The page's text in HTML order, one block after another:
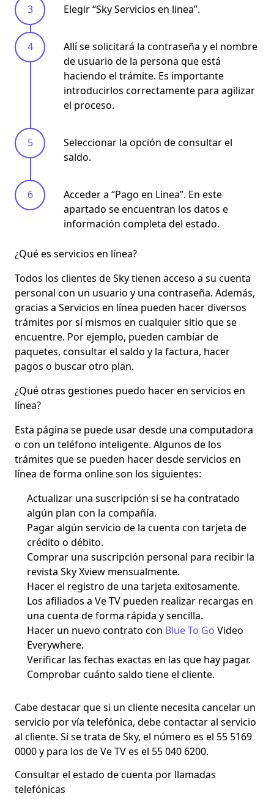
Elegir “Sky Servicios en linea”.
Allí se solicitará la contraseña y el nombre
de usuario de la persona que está
haciendo el trámite. Es importante
introducirlos correctamente para agilizar
el proceso.
Seleccionar la opción de consultar el
saldo.
Acceder a “Pago en Linea”. En este
apartado se encuentran los datos e
información completa del estado.
¿Qué es servicios en línea?
Todos los clientes de Sky tienen acceso a su cuenta
personal con un usuario y una contraseña. Además,
gracias a Servicios en línea pueden hacer diversos
trámites por sí mismos en cualquier sitio que se
encuentre. Por ejemplo, pueden cambiar de
paquetes, consultar el saldo y la factura, hacer
pagos o buscar otro plan.
¿Qué otras gestiones puedo hacer en servicios en
línea?
Esta página se puede usar desde una computadora
o con un teléfono inteligente. Algunos de los
trámites que se pueden hacer desde servicios en
línea de forma online son los siguientes:
Actualizar una suscripción si se ha contratado
algún plan con la compañía.
Pagar algún servicio de la cuenta con tarjeta de
crédito o débito.
Comprar una suscripción personal para recibir la
revista Sky Xview mensualmente.
Hacer el registro de una tarjeta exitosamente.
Los afiliados a Ve TV pueden realizar recargas en
una cuenta de forma rápida y sencilla.
Hacer un nuevo contrato con Blue To Go Video
Everywhere.
Verificar las fechas exactas en las que hay pagar.
Comprobar cuánto saldo tiene el cliente.
Cabe destacar que si un cliente necesita cancelar un
servicio por vía telefónica, debe contactar al servicio
al cliente. Si se trata de Sky, el número es el 55 5169
0000 y para los de Ve TV es el 55 040 6200.
Consultar el estado de cuenta por llamadas
telefónicas